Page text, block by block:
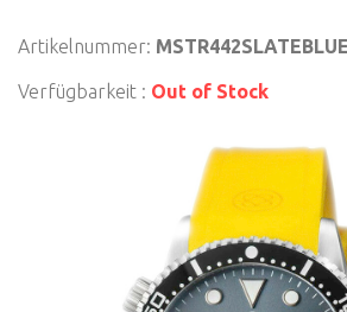
Artikelnummer:
Verfügbarkeit : Out of Stock